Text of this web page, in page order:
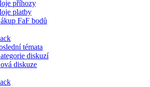
příhozy
platby
FaF bodů
témata
diskuzí
diskuze